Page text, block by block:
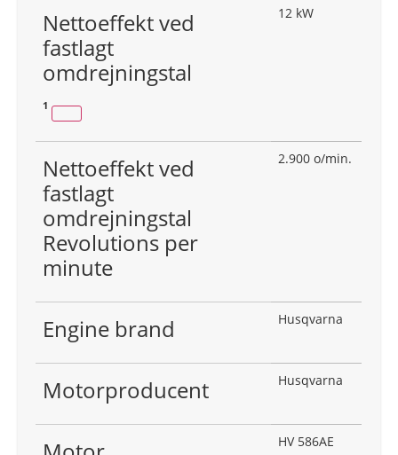
Nettoeffekt ved
fastlagt
omdrejningstal
1
12 kW
Nettoeffekt ved
fastlagt
omdrejningstal
Revolutions per
minute
2.900 o/min.
Engine brand Husqvarna
Motorproducent Husqvarna
HV 586AE